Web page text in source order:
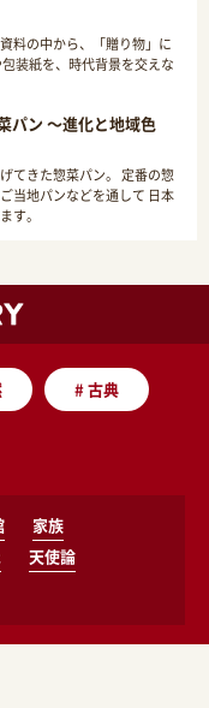
料の中から、「贈り物」に
装紙を、時代背景を交えな
パン ～進化と地域色
てきた惣菜パン。 定番の惣
当地パンなどを通して 日本
す。
#古典
家族
天使論